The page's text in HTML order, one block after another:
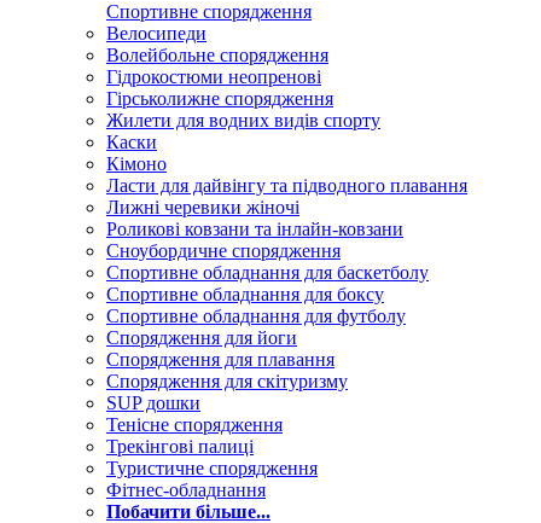
Спортивне спорядження
Велосипеди
Волейбольне спорядження
Гідрокостюми неопренові
Гірськолижне спорядження
Жилети для водних видів спорту
Каски
Кімоно
Ласти для дайвінгу та підводного плавання
Лижні черевики жіночі
Роликові ковзани та інлайн-ковзани
Сноубордичне спорядження
Спортивне обладнання для баскетболу
Спортивне обладнання для боксу
Спортивне обладнання для футболу
Спорядження для йоги
Спорядження для плавання
Спорядження для скітуризму
SUP дошки
Тенісне спорядження
Трекінгові палиці
Туристичне спорядження
Фітнес-обладнання
Побачити більше...